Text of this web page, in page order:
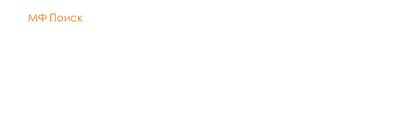
МФ Поиск